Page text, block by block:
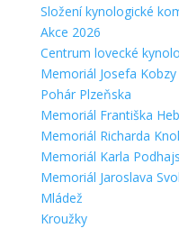
Složení kynologické
Akce 2026
Centrum lovecké
Memoriál Josefa Kobzy
Pohár Plzeňska
Memoriál Františka
Memoriál Richarda
Memoriál Karla
Memoriál Jaroslava
Mládež
Kroužky